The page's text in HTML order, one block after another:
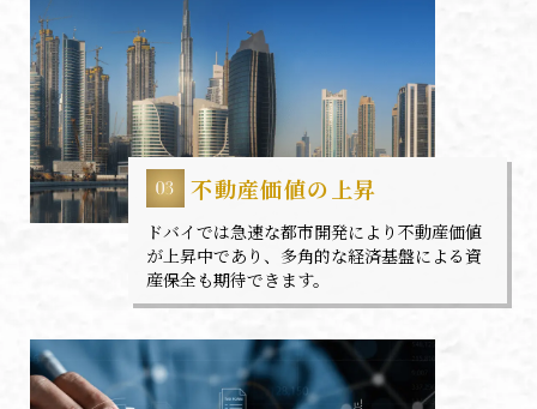
不動産価値の上昇
ドバイでは急速な都市開発により不動産価値
が上昇中であり、多角的な経済基盤による資
産保全も期待できます。